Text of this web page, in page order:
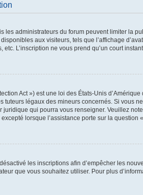
les administrateurs du forum peuvent limiter
aux visiteurs, tels que l’affichage
L’inscription ne vous prend qu’un court
Act ») est une loi des États-Unis
tuteurs légaux des mineurs concernés. Si vous
qui pourra vous renseigner. Veuillez
lorsque l’assistance porte sur la
les inscriptions afin d’empêcher les
que vous souhaitez utiliser. Pour plus